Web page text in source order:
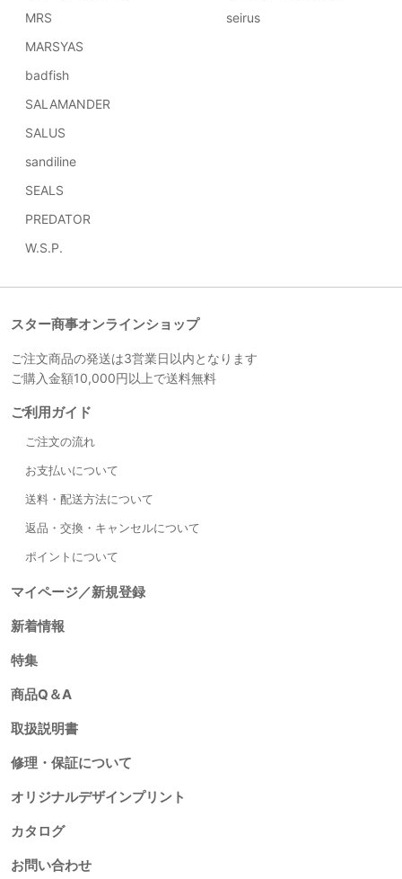
スター商事オンラインショップ
ご注文商品の発送は3営業日以内となります
ご購入金額10,000円以上で送料無料
ご利用ガイド
ご注文の流れ
お支払いについて
送料・配送方法について
返品・交換・キャンセルについて
ポイントについて
マイページ／新規登録
新着情報
特集
商品Q＆A
取扱説明書
修理・保証について
オリジナルデザインプリント
カタログ
お問い合わせ
MRS
MARSYAS
badfish
SALAMANDER
SALUS
sandiline
SEALS
PREDATOR
W.S.P.
seirus